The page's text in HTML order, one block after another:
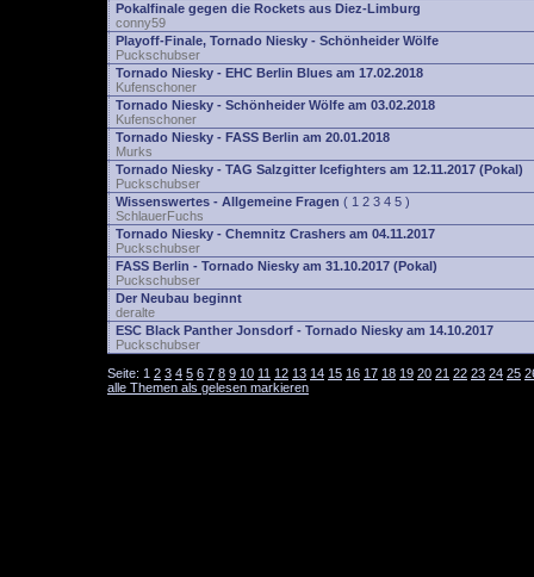
Pokalfinale gegen die Rockets aus Diez-Limburg
conny59
Playoff-Finale, Tornado Niesky - Schönheider Wölfe
Puckschubser
Tornado Niesky - EHC Berlin Blues am 17.02.2018
Kufenschoner
Tornado Niesky - Schönheider Wölfe am 03.02.2018
Kufenschoner
Tornado Niesky - FASS Berlin am 20.01.2018
Murks
Tornado Niesky - TAG Salzgitter Icefighters am 12.11.2017 (Pokal)
Puckschubser
Wissenswertes - Allgemeine Fragen ( 1 2 3 4 5 )
SchlauerFuchs
Tornado Niesky - Chemnitz Crashers am 04.11.2017
Puckschubser
FASS Berlin - Tornado Niesky am 31.10.2017 (Pokal)
Puckschubser
Der Neubau beginnt
deralte
ESC Black Panther Jonsdorf - Tornado Niesky am 14.10.2017
Puckschubser
Seite: 1 2 3 4 5 6 7 8 9 10 11 12 13 14 15 16 17 18 19 20 21 22 23 24 25
alle Themen als gelesen markieren